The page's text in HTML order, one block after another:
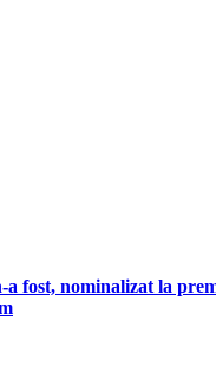
fost, nominalizat la